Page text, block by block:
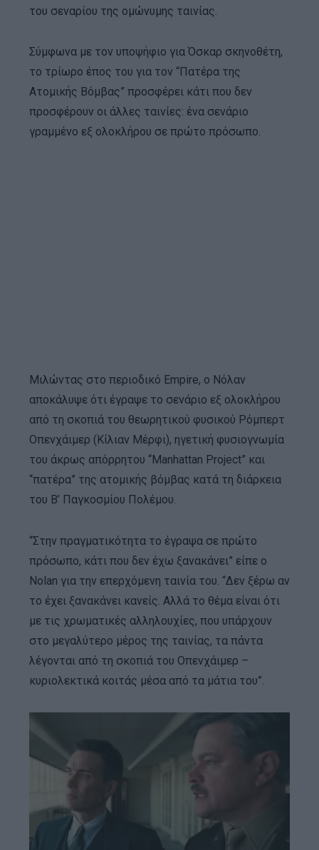
του σεναρίου της ομώνυμης ταινίας.
Σύμφωνα με τον υποψήφιο για Όσκαρ σκηνοθέτη,
το τρίωρο έπος του για τον “Πατέρα της
Ατομικής Βόμβας” προσφέρει κάτι που δεν
προσφέρουν οι άλλες ταινίες: ένα σενάριο
γραμμένο εξ ολοκλήρου σε πρώτο πρόσωπο.
Μιλώντας στο περιοδικό Empire, ο Νόλαν
αποκάλυψε ότι έγραψε το σενάριο εξ ολοκλήρου
από τη σκοπιά του θεωρητικού φυσικού Ρόμπερτ
Οπενχάιμερ (Κίλιαν Μέρφι), ηγετική φυσιογνωμία
του άκρως απόρρητου “Manhattan Project” και
“πατέρα” της ατομικής βόμβας κατά τη διάρκεια
του Β’ Παγκοσμίου Πολέμου.
“Στην πραγματικότητα το έγραψα σε πρώτο
πρόσωπο, κάτι που δεν έχω ξανακάνει” είπε ο
Nolan για την επερχόμενη ταινία του. “Δεν ξέρω αν
το έχει ξανακάνει κανείς. Αλλά το θέμα είναι ότι
με τις χρωματικές αλληλουχίες, που υπάρχουν
στο μεγαλύτερο μέρος της ταινίας, τα πάντα
λέγονται από τη σκοπιά του Οπενχάιμερ –
κυριολεκτικά κοιτάς μέσα από τα μάτια του”.